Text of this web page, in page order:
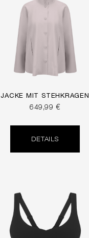
JACKE MIT STEHKRAGEN
649,99 €
DETAILS